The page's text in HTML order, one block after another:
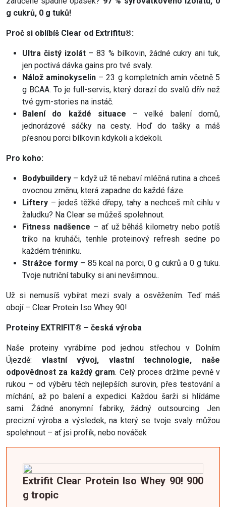
g cukrů, 0 g tuků!
Proč si oblíbíš Clear od Extrifitu®:
Ultra čistý izolát– 83 % bílkovin, žádné cukry ani tuk,
jen poctivá dávka gains pro tvé svaly.
Nálož aminokyselin – 23 g kompletních amin včetně 5
g BCAA. To je full-servis, který dorazí do svalů dřív než
tvé gym-stories na instáč.
Balení do každé situace – velké balení domů,
jednorázové sáčky na cesty. Hoď do tašky a máš
přesnou porci bílkovin kdykoli a kdekoli.
Pro koho:
Bodybuildery – když už tě nebaví mléčná rutina a chceš
ovocnou změnu, která zapadne do každé fáze.
Liftery – jedeš těžké dřepy, tahy a nechceš mít cihlu v
žaludku? Na Clear se můžeš spolehnout.
Fitness nadšence – ať už běháš kilometry nebo potíš
triko na kruháči, tenhle proteinový refresh sedne po
každém tréninku.
Strážce formy– 85 kcal na porci, 0 g cukrů a 0 g tuku.
Tvoje nutriční tabulky si ani nevšimnou..
Už si nemusíš vybírat mezi svaly a osvěžením. Teď máš
obojí – Clear Protein Iso Whey 90!
Proteiny EXTRIFIT® – česká výroba
Naše proteiny vyrábíme pod jednou střechou v Dolním
Újezdě: vlastní vývoj, vlastní technologie, naše
odpovědnost za každý gram. Celý proces držíme pevně v
rukou – od výběru těch nejlepších surovin, přes testování a
míchání, až po balení a expedici. Každou šarži si hlídáme
sami. Žádné anonymní fabriky, žádný outsourcing. Jen
precizní výroba a výsledek, na který se tvoje svaly můžou
spolehnout – ať jsi profík, nebo nováček
Extrifit Clear Protein Iso Whey 90! 900
g tropic